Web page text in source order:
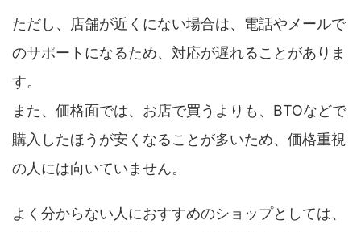
ただし、店舗が近くにない場合は、電話やメールで
のサポートになるため、対応が遅れることがありま
す。
また、価格面では、お店で買うよりも、BTOなどで
購入したほうが安くなることが多いため、価格重視
の人には向いていません。
よく分からない人におすすめのショップとしては、